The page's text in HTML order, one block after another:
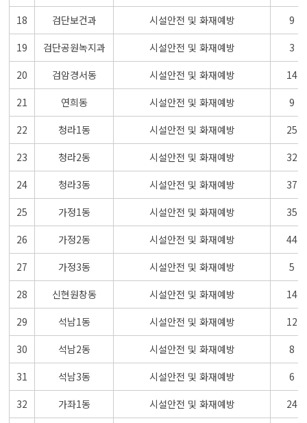
18
검단보건과 시설안전 및 화재예방
9
19
검단공원녹지과 시설안전 및 화재예방
3
20
검암경서동 시설안전 및 화재예방
14
21
연희동 시설안전 및 화재예방
9
22
청라1동 시설안전 및 화재예방
25
23
청라2동 시설안전 및 화재예방
32
24
청라3동 시설안전 및 화재예방
37
25
가정1동 시설안전 및 화재예방
35
26
가정2동 시설안전 및 화재예방
44
27
가정3동 시설안전 및 화재예방
5
28
신현원창동 시설안전 및 화재예방
14
29
석남1동 시설안전 및 화재예방
12
30
석남2동 시설안전 및 화재예방
8
31
석남3동 시설안전 및 화재예방
6
32
가좌1동 시설안전 및 화재예방
24